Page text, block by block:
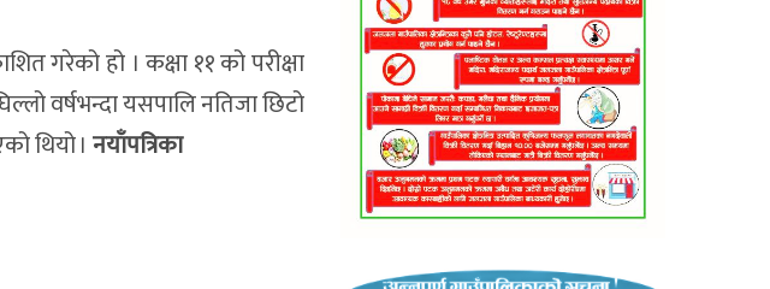
गरेको हो । कक्षा ११ को परीक्षा
वर्षभन्दा यसपालि नतिजा छिटो
थियो । नयाँपत्रिका